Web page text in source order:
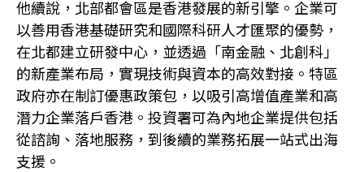
他續說，北部都會區是香港發展的新引擎。企業可
以善用香港基礎研究和國際科研人才匯聚的優勢，
在北都建立研發中心，並透過「南金融、北創科」
的新產業布局，實現技術與資本的高效對接。特區
政府亦在制訂優惠政策包，以吸引高增值產業和高
潛力企業落戶香港。投資署可為內地企業提供包括
從諮詢、落地服務，到後續的業務拓展一站式出海
支援。